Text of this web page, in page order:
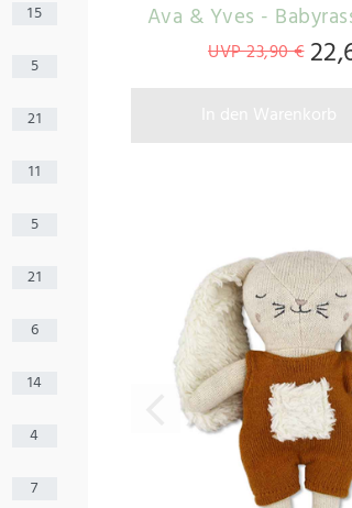
15
5
21
11
5
21
6
14
4
7
Ava & Yves -
UVP 23,90 €